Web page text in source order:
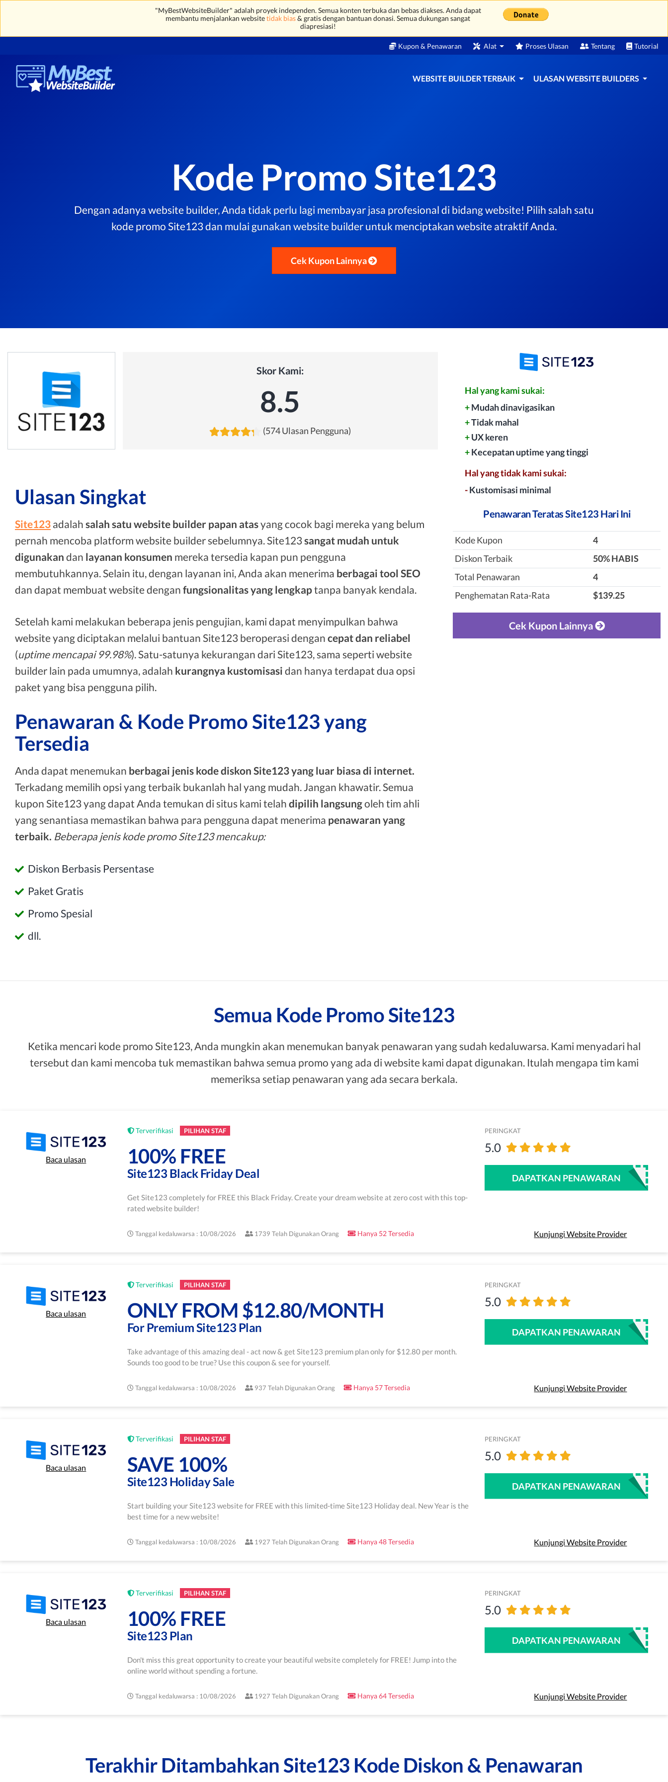
"MyBestWebsiteBuilder" adalah proyek independen. Semua konten terbuka dan bebas diakses. Anda dapat
membantu menjalankan websitetidak bias& gratis dengan bantuan donasi. Semua dukungan sangat
diapresiasi!
Kupon & Penawaran Alat Proses Ulasan Tentang Tutorial
WEBSITE BUILDER TERBAIK ULASAN WEBSITE BUILDERS
Kode Promo Site123
Dengan adanya website builder, Anda tidak perlu lagi membayar jasa profesional di bidang website! Pilih salah satu
kode promo Site123 dan mulai gunakan website builder untuk menciptakan website atraktif Anda.
Cek Kupon Lainnya
Skor Kami:
8.5
(574 Ulasan Pengguna)
Ulasan Singkat
Site123 adalah salah satu website builder papan atasyang cocok bagi mereka yang belum
pernah mencoba platform website builder sebelumnya. Site123sangat mudah untuk
digunakan dan layanan konsumen mereka tersedia kapan pun pengguna
membutuhkannya. Selain itu, dengan layanan ini, Anda akan menerima berbagai tool SEO
dan dapat membuat website dengan fungsionalitas yang lengkaptanpa banyak kendala.
Setelah kami melakukan beberapa jenis pengujian, kami dapat menyimpulkan bahwa
website yang diciptakan melalui bantuan Site123 beroperasi dengan cepat dan reliabel
(uptime mencapai 99.98%). Satu-satunya kekurangan dari Site123, sama seperti website
builder lain pada umumnya, adalah kurangnya kustomisasi dan hanya terdapat dua opsi
paket yang bisa pengguna pilih.
Penawaran & Kode Promo Site123 yang
Tersedia
Anda dapat menemukan berbagai jenis kode diskon Site123 yang luar biasa di internet.
Terkadang memilih opsi yang terbaik bukanlah hal yang mudah. Jangan khawatir. Semua
kupon Site123 yang dapat Anda temukan di situs kami telah dipilih langsungoleh tim ahli
yang senantiasa memastikan bahwa para pengguna dapat menerima penawaran yang
terbaik. Beberapa jenis kode promo Site123 mencakup:
Diskon Berbasis Persentase
Paket Gratis
Promo Spesial
dll.
Hal yang kami sukai:
+Mudah dinavigasikan
+Tidak mahal
+UX keren
+Kecepatan uptime yang tinggi
Hal yang tidak kami sukai:
-Kustomisasi minimal
Penawaran Teratas Site123 Hari Ini
Kode Kupon
4
Diskon Terbaik
‎50% HABIS
Total Penawaran
4
Penghematan Rata-Rata
$139.25
Cek Kupon Lainnya
Semua Kode Promo Site123
Ketika mencari kode promo Site123, Anda mungkin akan menemukan banyak penawaran yang sudah kedaluwarsa. Kami menyadari hal
tersebut dan kami mencoba tuk memastikan bahwa semua promo yang ada di website kami dapat digunakan. Itulah mengapa tim kami
memeriksa setiap penawaran yang ada secara berkala.
Baca ulasan
Terverifikasi PILIHAN STAF
100% FREE
Site123 Black Friday Deal
Get Site123 completely for FREE this Black Friday. Create your dream website at zero cost with this top-
rated website builder!
Tanggal kedaluwarsa : 10/08/2026 1739 Telah Digunakan Orang Hanya 52 Tersedia
PERINGKAT
5.0
DAPATKAN PENAWARAN
Kunjungi Website Provider
Baca ulasan
Terverifikasi PILIHAN STAF
ONLY FROM $12.80/MONTH
For Premium Site123 Plan
Take advantage of this amazing deal - act now & get Site123 premium plan only for $12.80 per month.
Sounds too good to be true? Use this coupon & see for yourself.
Tanggal kedaluwarsa : 10/08/2026 937 Telah Digunakan Orang Hanya 57 Tersedia
PERINGKAT
5.0
DAPATKAN PENAWARAN
Kunjungi Website Provider
Baca ulasan
Terverifikasi PILIHAN STAF
SAVE 100%
Site123 Holiday Sale
Start building your Site123 website for FREE with this limited-time Site123 Holiday deal. New Year is the
best time for a new website!
Tanggal kedaluwarsa : 10/08/2026 1927 Telah Digunakan Orang Hanya 48 Tersedia
PERINGKAT
5.0
DAPATKAN PENAWARAN
Kunjungi Website Provider
Baca ulasan
Terverifikasi PILIHAN STAF
100% FREE
Site123 Plan
Don't miss this great opportunity to create your beautiful website completely for FREE! Jump into the
online world without spending a fortune.
Tanggal kedaluwarsa : 10/08/2026 1927 Telah Digunakan Orang Hanya 64 Tersedia
PERINGKAT
5.0
DAPATKAN PENAWARAN
Kunjungi Website Provider
Terakhir Ditambahkan Site123 Kode Diskon & Penawaran